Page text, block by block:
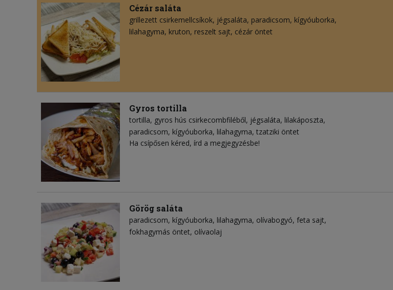
Cézár saláta
grillezett csirkemellcsíkok jégsaláta paradicsom kígyóuborka
lilahagyma kruton reszelt sajt cézár öntet
Gyros tortilla
tortilla gyros hús csirkecombfiléből jégsaláta lilakáposzta
paradicsom kígyóuborka lilahagyma tzatziki öntet
Ha csípősen kéred, írd a megjegyzésbe!
Görög saláta
paradicsom kígyóuborka lilahagyma olívabogyó feta sajt
fokhagymás öntet olívaolaj